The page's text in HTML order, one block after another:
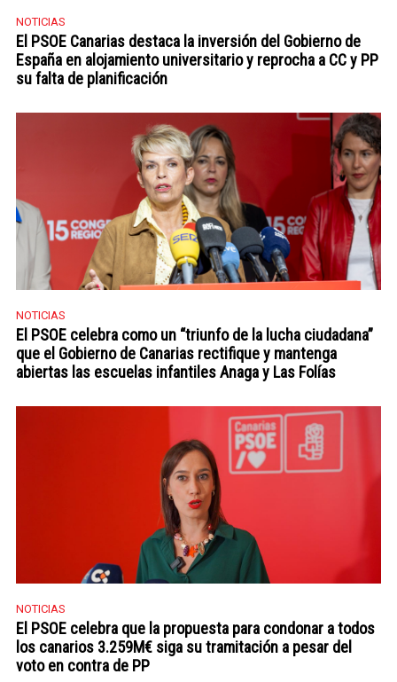
NOTICIAS
El PSOE Canarias destaca la inversión del Gobierno de
España en alojamiento universitario y reprocha a CC y PP
su falta de planificación
NOTICIAS
El PSOE celebra como un “triunfo de la lucha ciudadana”
que el Gobierno de Canarias rectifique y mantenga
abiertas las escuelas infantiles Anaga y Las Folías
NOTICIAS
El PSOE celebra que la propuesta para condonar a todos
los canarios 3.259M€ siga su tramitación a pesar del
voto en contra de PP